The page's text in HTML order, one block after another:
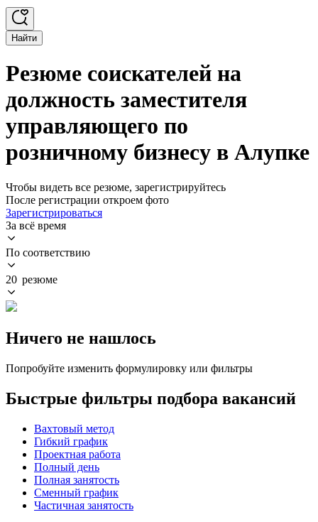
Найти
Резюме соискателей на
должность заместителя
управляющего по
розничному бизнесу в Алупке
Чтобы видеть все резюме, зарегистрируйтесь
После регистрации откроем фото
Зарегистрироваться
За всё время
По соответствию
20 резюме
Ничего не нашлось
Попробуйте изменить формулировку или фильтры
Быстрые фильтры подбора вакансий
Вахтовый метод
Гибкий график
Проектная работа
Полный день
Полная занятость
Сменный график
Частичная занятость